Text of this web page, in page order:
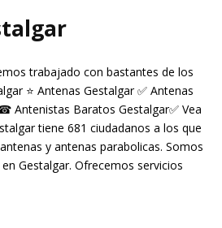
trabajado con bastantes de los
⭐ Antenas Gestalgar ✅ Antenas
Baratos Gestalgar✅ Vea
tiene 681 ciudadanos a los que
y antenas parabolicas. Somos
Gestalgar. Ofrecemos servicios